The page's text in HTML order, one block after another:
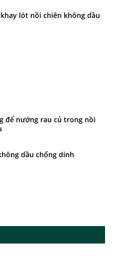
lót nồi chiên không dầu
để nướng rau củ trong nồi
dầu chống dính